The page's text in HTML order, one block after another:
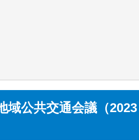
域公共交通会議（2023